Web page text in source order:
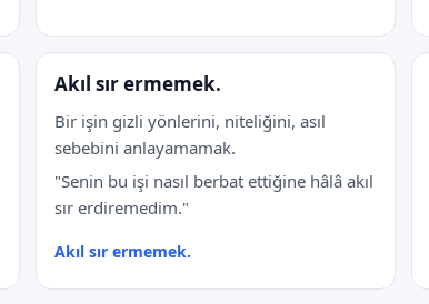
Akıl sır ermemek.
Bir işin gizli yönlerini, niteliğini, asıl
sebebini anlayamamak.
"Senin bu işi nasıl berbat ettiğine hâlâ akıl
sır erdiremedim."
Akıl sır ermemek.